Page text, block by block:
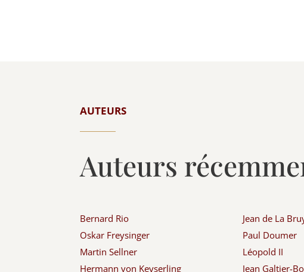
AUTEURS
Auteurs
Bernard Rio
Oskar Freysinger
Martin Sellner
Hermann von Keyserling
Jean de La
Paul Doumer
Léopold II
Jean Galtier-